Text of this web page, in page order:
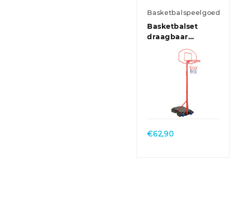
Basketbalspeelgoed
Basketbalset
draagbaar
verstelbaar 200-
Quick View
€62,90